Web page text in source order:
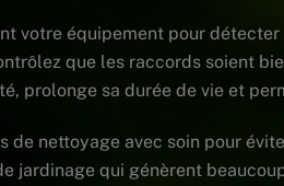
votre équipement pour
que les raccords soient
prolonge sa durée de vie et
de nettoyage avec soin pour
jardinage qui génèrent